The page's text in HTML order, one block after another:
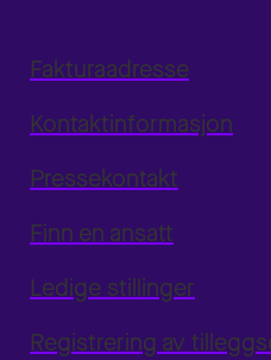
Fakturaadresse
Kontaktinformasjon
Pressekontakt
Finn en ansatt
Ledige stillinger
Registrering av